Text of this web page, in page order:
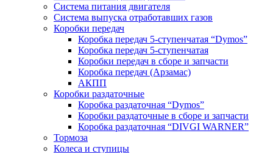
Система питания двигателя
Система выпуска отработавших газов
Коробки передач
Коробка передач 5-ступенчатая “Dymos”
Коробка передач 5-ступенчатая
Коробки передач в сборе и запчасти
Коробка передач (Арзамас)
АКПП
Коробки раздаточные
Коробка раздаточная “Dymos”
Коробки раздаточные в сборе и запчасти
Коробка раздаточная “DIVGI WARNER”
Тормоза
Колеса и ступицы